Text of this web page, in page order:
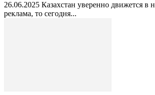
26.06.2025 Казахстан уверенно движется
реклама, то сегодня...